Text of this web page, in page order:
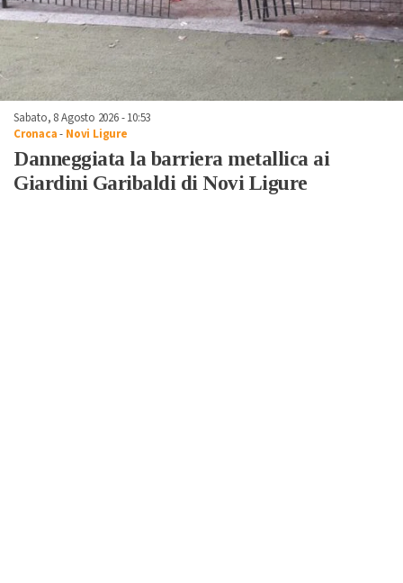
Sabato, 8 Agosto 2026 - 10:53
Cronaca- Novi Ligure
Danneggiata la barriera metallica ai
Giardini Garibaldi di Novi Ligure